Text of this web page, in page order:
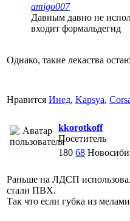
amigo007
Давным давно не
входит формальдегид
Однако, такие лекаства
Нравится Инед, Kapsya,
kkorotkoff
Посетитель
180 68
Раньше на ЛДСП
стали ПВХ.
Так что если губка из